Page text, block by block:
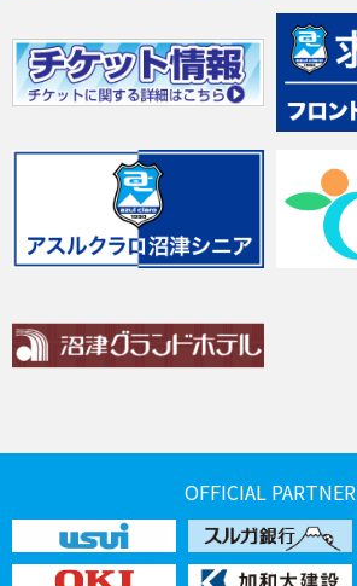
OFFICIAL PARTNER